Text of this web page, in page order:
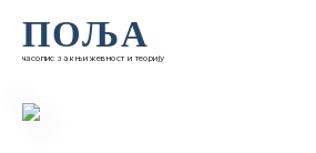
ПОЉА
часопис за књижевност и теорију